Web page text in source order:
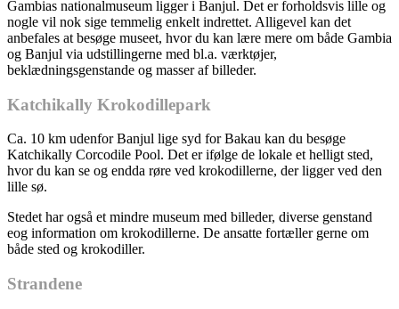
Gambias nationalmuseum ligger i Banjul. Det er forholdsvis lille og
nogle vil nok sige temmelig enkelt indrettet. Alligevel kan det
anbefales at besøge museet, hvor du kan lære mere om både Gambia
og Banjul via udstillingerne med bl.a. værktøjer,
beklædningsgenstande og masser af billeder.
Katchikally Krokodillepark
Ca. 10 km udenfor Banjul lige syd for Bakau kan du besøge
Katchikally Corcodile Pool. Det er ifølge de lokale et helligt sted,
hvor du kan se og endda røre ved krokodillerne, der ligger ved den
lille sø.
Stedet har også et mindre museum med billeder, diverse genstand
eog information om krokodillerne. De ansatte fortæller gerne om
både sted og krokodiller.
Strandene